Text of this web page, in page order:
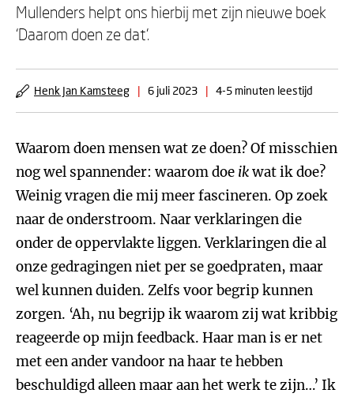
Mullenders helpt ons hierbij met zijn nieuwe boek
‘Daarom doen ze dat’.
Henk Jan Kamsteeg | 6 juli 2023 | 4-5 minuten leestijd
Waarom doen mensen wat ze doen? Of misschien
nog wel spannender: waarom doe ikwat ik doe?
Weinig vragen die mij meer fascineren. Op zoek
naar de onderstroom. Naar verklaringen die
onder de oppervlakte liggen. Verklaringen die al
onze gedragingen niet per se goedpraten, maar
wel kunnen duiden. Zelfs voor begrip kunnen
zorgen. ‘Ah, nu begrijp ik waarom zij wat kribbig
reageerde op mijn feedback. Haar man is er net
met een ander vandoor na haar te hebben
beschuldigd alleen maar aan het werk te zijn…’ Ik